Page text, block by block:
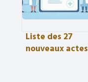
Liste des 27
nouveaux actes